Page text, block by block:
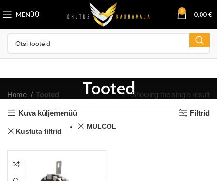
MENÜÜ 0 0,00€
Tooted
Home Tooted Showing the single result
Kuva küljemenüü Filtrid
Kustuta filtrid
MULCOL